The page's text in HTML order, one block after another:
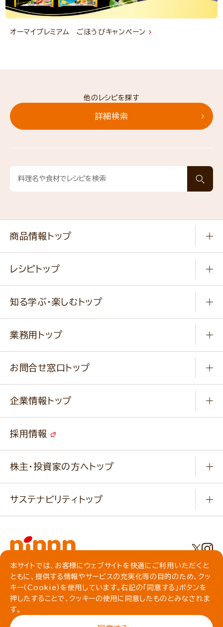
オーマイプレミアム ごほうびキャンペーン
他のレシピを探す
詳細検索
商品情報トップ
健康食品・他
新商品・リニューアル商品
通販サイト一覧
レシピトップ
作り方動画
みなさまのレシピはこちら
知る学ぶ・楽しむトップ
ふっくらパンをつくりましょう
キャンペーン
業務用トップ
ニップンの アマニ 業務用サイト
ベジカフェブランドサイト
お問合せ窓口トップ
改善事例
業務用商品のお問合せ
企業情報トップ
事業紹介
経営理念・経営方針・行動規範・行動指針
ニップンの歴史
事業場・工場一覧
採用情報
株主・投資家の方へトップ
IR情報
IRライブラリ
株主総会・株式関連情報／社債・格付情報
よくいただくご質問
サステナビリティトップ
基本方針
社会
食育への取り組み
プライバシーポリシー
クッキーポリシー
動作環境について
ソーシャルメディアガイドライン
サイトマップ
本サイトでは、お客様にウェブサイトを快適にご利用いただくと
ともに、提供する情報やサービスの充実化等の目的のため、クッ
キー（Cookie）を使用しています。右記の「同意する」ボタンを
押したすることで、クッキーの使用に同意したものとみなされま
す。